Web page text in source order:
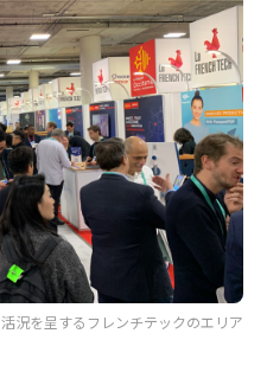
活況を呈するフレンチテックのエリア